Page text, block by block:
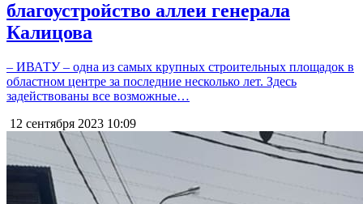
благоустройство аллеи генерала
Калицова
– ИВАТУ – одна из самых крупных строительных площадок в
областном центре за последние несколько лет. Здесь
задействованы все возможные…
12 сентября 2023 10:09